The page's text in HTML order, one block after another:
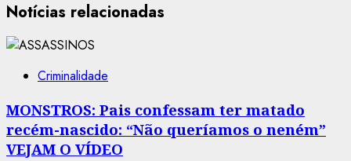
Notícias relacionadas
Criminalidade
MONSTROS: Pais confessam ter matado
recém-nascido: “Não queríamos o neném”
VEJAM O VÍDEO